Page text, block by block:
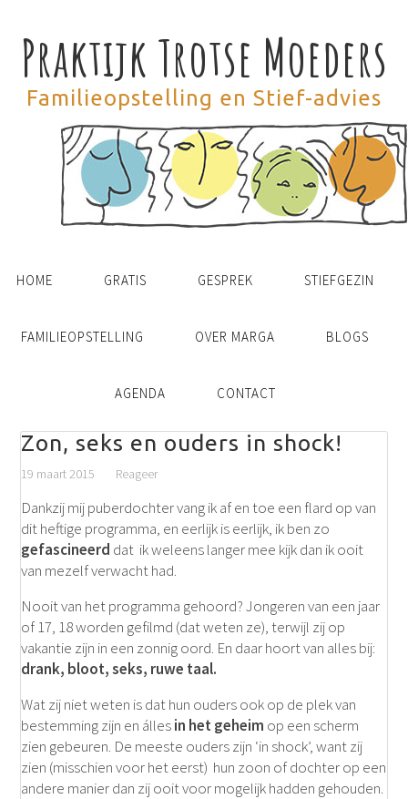
Praktijk Trotse Moeders
Familieopstelling en Stief-advies
HOME GRATIS GESPREK STIEFGEZIN
FAMILIEOPSTELLING OVER MARGA BLOGS
AGENDA CONTACT
Zon, seks en ouders in shock!
19 maart 2015 Reageer
Dankzij mij puberdochter vang ik af en toe een flard op van
dit heftige programma, en eerlijk is eerlijk, ik ben zo
gefascineerd dat ik weleens langer mee kijk dan ik ooit
van mezelf verwacht had.
Nooit van het programma gehoord? Jongeren van een jaar
of 17, 18 worden gefilmd (dat weten ze), terwijl zij op
vakantie zijn in een zonnig oord. En daar hoort van alles bij:
drank, bloot, seks, ruwe taal.
Wat zij niet weten is dat hun ouders ook op de plek van
bestemming zijn en állesin het geheim op een scherm
zien gebeuren. De meeste ouders zijn ‘in shock’, want zij
zien (misschien voor het eerst) hun zoon of dochter op een
andere manier dan zij ooit voor mogelijk hadden gehouden.